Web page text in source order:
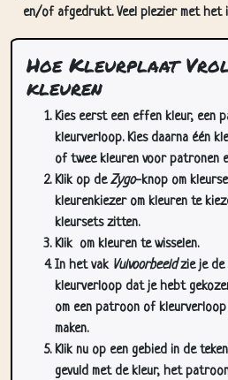
en/of afgedrukt. Veel plezier met het
Hoe Kleurplaat
kleuren
Kies eerst een effen kleur, een
kleurverloop. Kies daarna één
of twee kleuren voor patronen
Klik op deZygo-knop om
kleurenkiezer om kleuren te
kleursets zitten.
Klik om kleuren te wisselen.
In het vak Vulvoorbeeldzie je de
kleurverloop dat je hebt
om een patroon of
maken.
Klik nu op een gebied in de
gevuld met de kleur, het